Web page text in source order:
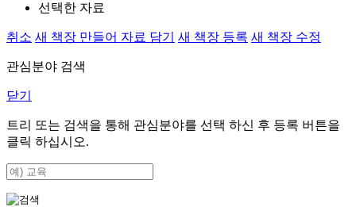
선택한 자료
취소 새 책장 만들어 자료 담기 새 책장 등록 새 책장 수정
관심분야 검색
닫기
트리 또는 검색을 통해 관심분야를 선택 하신 후 등록 버튼을
클릭 하십시오.